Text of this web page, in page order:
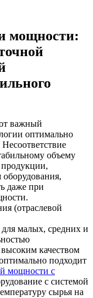
мощности:
важный
оптимально
объему
продукции,
даже при
(отраслевой
для малых, средних и
качеством
подходит
мощности с
с системой
сырья на